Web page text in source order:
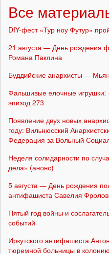
Все
DIY-фест «Тур ноу Футур»
21 августа — День рождения
Романа Паклина
Буддийские анархисты —
Фальшивые елочные игрушки:
эпизод 273
Появление двух новых
году: Вильнюсский
Федерация за Вольный
Неделя солидарности по
дела» (анонс)
5 августа — День рождения
антифашиста Савелия
Пятый год войны и
событий
Иркутского антифашиста
тюремной больницы в колонию